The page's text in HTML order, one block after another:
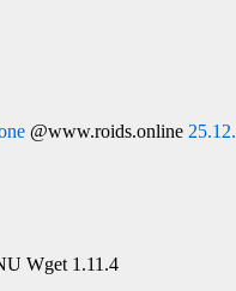
@www.roids.online
Wget 1.11.4